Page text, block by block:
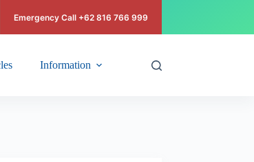
Emergency Call +62 816 766 999
Information